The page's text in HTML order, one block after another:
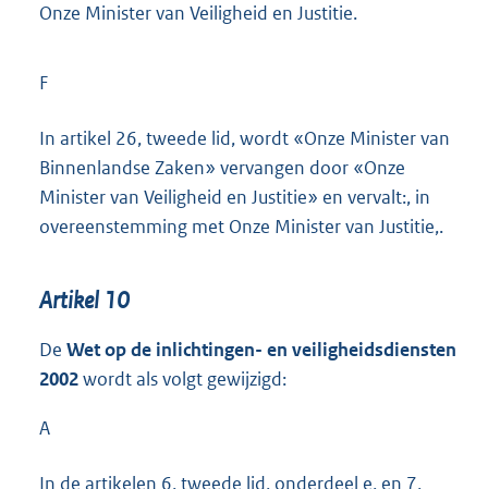
Onze Minister van Veiligheid en Justitie.
F
In artikel 26, tweede lid, wordt «Onze Minister van
Binnenlandse Zaken» vervangen door «Onze
Minister van Veiligheid en Justitie» en vervalt:, in
overeenstemming met Onze Minister van Justitie,.
Artikel 10
De Wet op de inlichtingen- en veiligheidsdiensten
2002wordt als volgt gewijzigd:
A
In de artikelen 6, tweede lid, onderdeel e, en 7,